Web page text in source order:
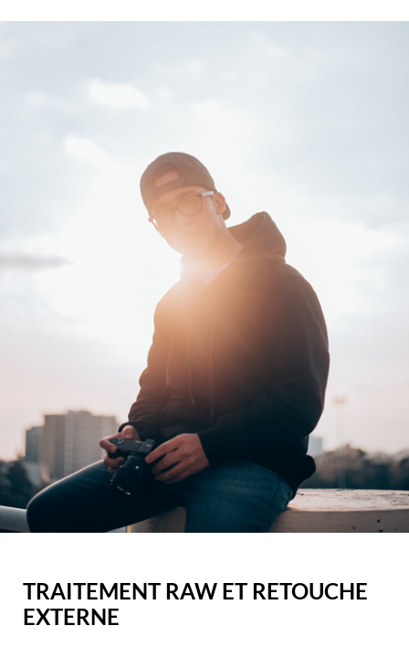
TRAITEMENT RAW ET RETOUCHE
EXTERNE